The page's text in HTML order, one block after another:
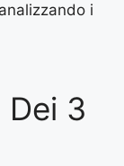
i
Dei 3